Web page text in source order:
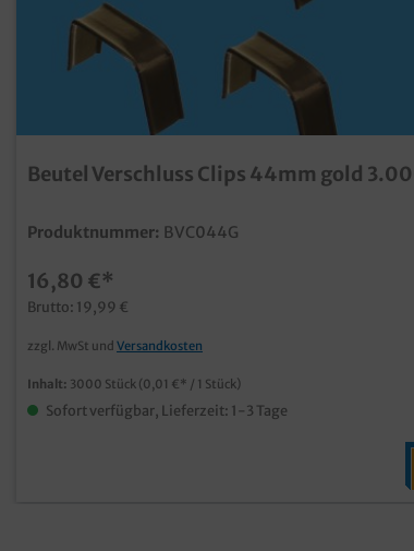
Beutel Verschluss Clips 44mm gold
Produktnummer: BVC044G
16,80 €*
Brutto: 19,99 €
zzgl. MwSt und Versandkosten
Inhalt: 3000 Stück (0,01 €* / 1 Stück)
Sofort verfügbar, Lieferzeit: 1-3 Tage